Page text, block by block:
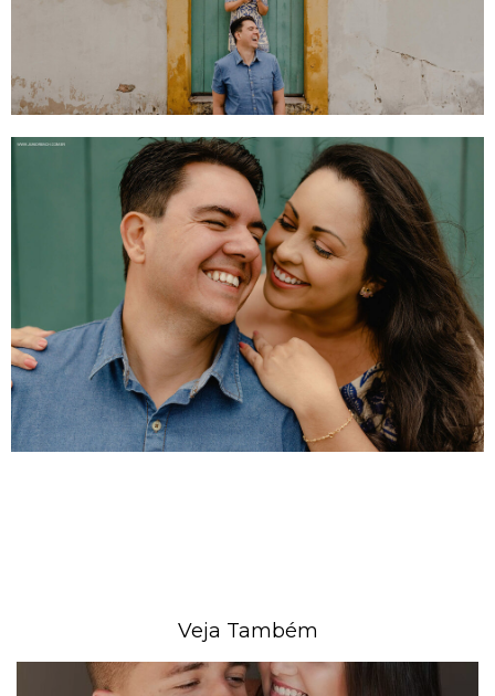
Veja Também